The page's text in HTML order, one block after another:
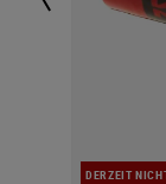
DERZEIT